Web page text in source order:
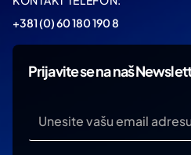
+381 (0) 60 180 190 8
Prijavite se na naš